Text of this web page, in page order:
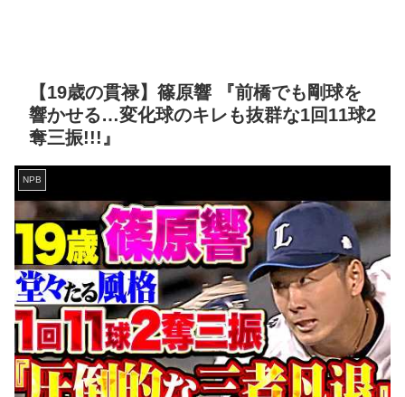
【19歳の貫禄】篠原響 『前橋でも剛球を
響かせる…変化球のキレも抜群な1回11球2
奪三振!!!』
NPB